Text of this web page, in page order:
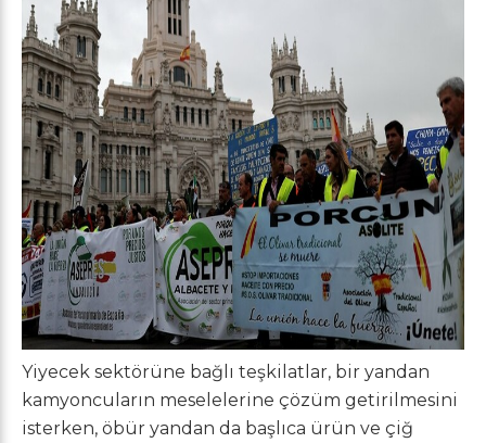
Yiyecek sektörüne bağlı teşkilatlar, bir yandan
kamyoncuların meselelerine çözüm getirilmesini
isterken, öbür yandan da başlıca ürün ve çiğ